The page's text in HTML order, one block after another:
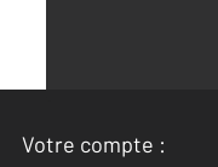
Votre compte :